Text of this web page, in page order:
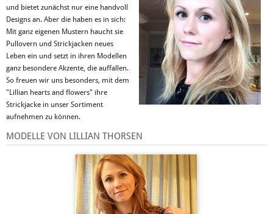
und bietet zunächst nur eine handvoll
Designs an. Aber die haben es in sich:
Mit ganz eigenen Mustern haucht sie
Pullovern und Strickjacken neues
Leben ein und setzt in ihren Modellen
ganz besondere Akzente, die auffallen.
So freuen wir uns besonders, mit dem
"Lillian hearts and flowers" ihre
Strickjacke in unser Sortiment
aufnehmen zu können.
MODELLE VON LILLIAN THORSEN